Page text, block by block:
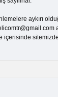
aykırı